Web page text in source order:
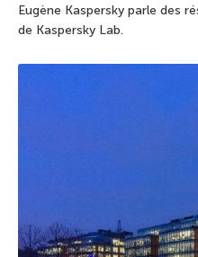
Eugène Kaspersky parle des
de Kaspersky Lab.